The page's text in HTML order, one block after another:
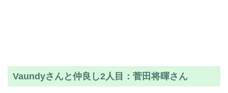
Vaundyさんと仲良し2人目：菅田将暉さん